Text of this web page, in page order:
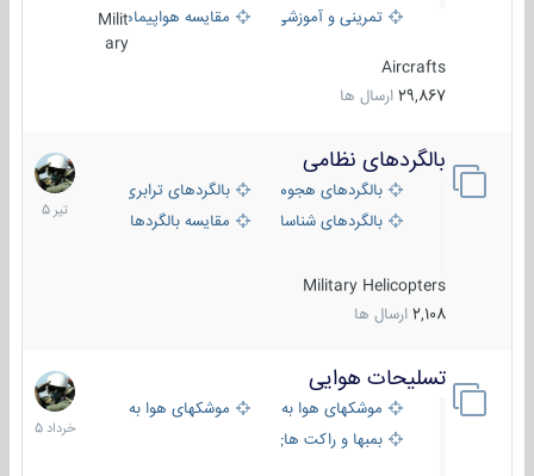
تمرینی و آموزشی
مقایسه هواپیماهاMilit
ary
Aircrafts
29,867 ارسال ها
بالگردهای نظامی
بالگردهای هجومی
بالگردهای ترابری
بالگردهای شناسایی
مقایسه بالگردها
Military Helicopters
2,108 ارسال ها
22
تیر
1405
تسلیحات هوایی
موشکهای هوا به هوا
موشکهای هوا به سطح
بمبها و راکت های هوایی
30
خرداد
1405